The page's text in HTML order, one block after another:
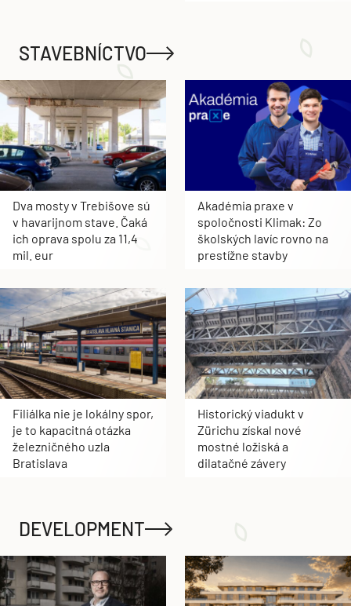
Dva mosty v Trebišove sú
v havarijnom stave. Čaká
ich oprava spolu za 11,4
Akadémia praxe v
spoločnosti Klimak: Zo
školských lavíc rovno na
Filiálka nie je lokálny spor,
je to kapacitná otázka
železničného uzla
Historický viadukt v
Zürichu získal nové
mostné ložiská a